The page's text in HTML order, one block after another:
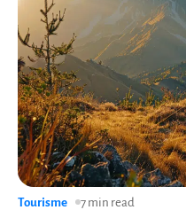
Tourisme 7 min read